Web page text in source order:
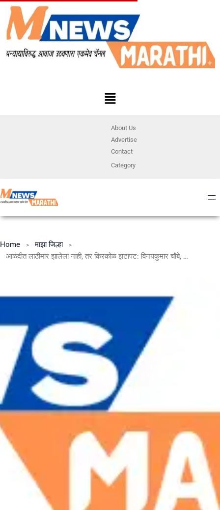
About Us
Advertise
Contact
Category
Home
माझा जिल्हा
आळंदीत लाठीमार झालेला नाही, तर किरकोळ झटापट: विनयकुमार चौबे, पोलिस आयुक्त, पिंपरी चिंचवड